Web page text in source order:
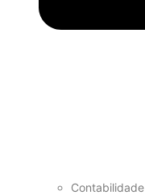
Contabilidade